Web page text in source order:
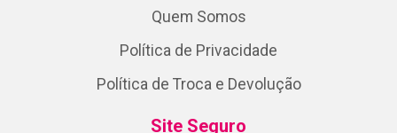
Quem Somos
Política de Privacidade
Política de Troca e Devolução
Site Seguro